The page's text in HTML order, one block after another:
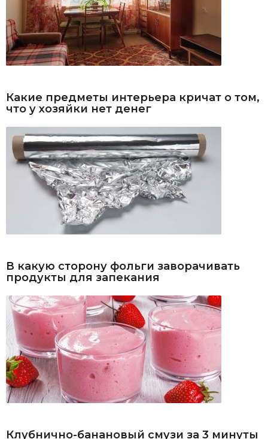
Какие предметы интерьера кричат о том,
что у хозяйки нет денег
В какую сторону фольги заворачивать
продукты для запекания
Клубнично-банановый смузи за 3 минуты